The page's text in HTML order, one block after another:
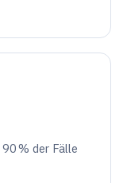
90 % der Fälle